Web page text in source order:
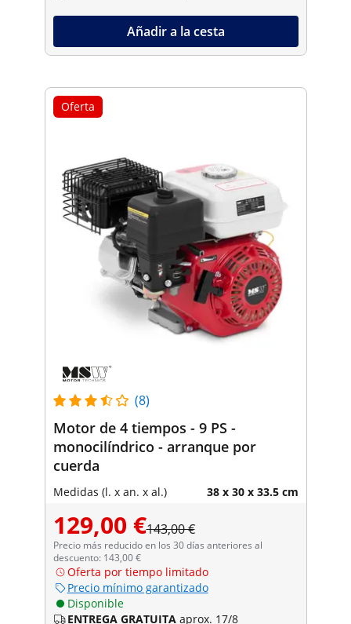
Añadir a la cesta
Oferta
(8)
Motor de 4 tiempos - 9 PS -
monocilíndrico - arranque por
cuerda
Medidas (l. x an. x al.) 38 x 30 x 33.5 cm
129,00 €143,00 €
Precio más reducido en los 30 días anteriores al
descuento: 143,00 €
Oferta por tiempo limitado
Precio mínimo garantizado
Disponible
ENTREGA GRATUITA aprox. 17/8